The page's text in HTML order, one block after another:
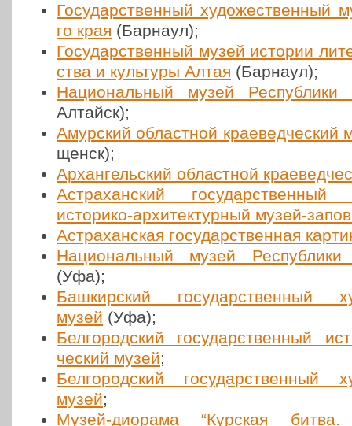
Госу­дар­ствен­ный худо­же­ствен­ный
го края (Барнаул);
Госу­дар­ствен­ный музей истории
ства и куль­ту­ры Алтая (Барнаул);
Наци­о­наль­ный музей Рес­пуб­ли­ки
Алтайск);
Амур­ский област­ной кра­е­вед­че­ский
щенск);
Архан­гель­ский област­ной
Аст­ра­хан­ский госу­дар­ствен­ный
исто­ри­ко-архи­тек­тур­ный музей-
Аст­ра­хан­ская госу­дар­ствен­ная
Наци­о­наль­ный музей Рес­пуб­ли­ки
(Уфа);
Баш­кир­ский госу­дар­ствен­ный
музей (Уфа);
Бел­го­род­ский госу­дар­ствен­ный
че­ский музей;
Бел­го­род­ский госу­дар­ствен­ный
музей;
Музей-диорама “Курская битва.